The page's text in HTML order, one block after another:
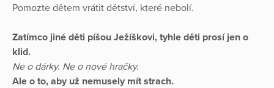
Pomozte dětem vrátit dětství, které nebolí.
Zatímco jiné děti píšou Ježíškovi, tyhle děti prosí jen o
klid.
Ne o dárky. Ne o nové hračky.
Ale o to, aby už nemusely mít strach.